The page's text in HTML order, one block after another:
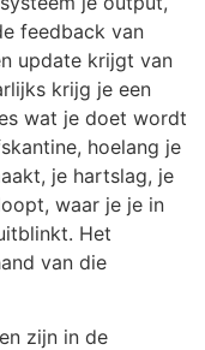
feedback van
update krijgt van
krijg je een
wat je doet wordt
hoelang je
je hartslag, je
waar je je in
Het
van die
zijn in de